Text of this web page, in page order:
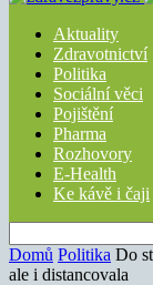
Aktuality
Zdravotnictví
Politika
Sociální věci
Pojištění
Pharma
Rozhovory
E-Health
Ke kávě i čaji
Domů Politika Do
ale i distancovala